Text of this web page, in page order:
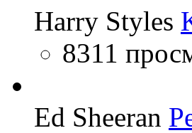
Harry Styles
8311
Ed Sheeran